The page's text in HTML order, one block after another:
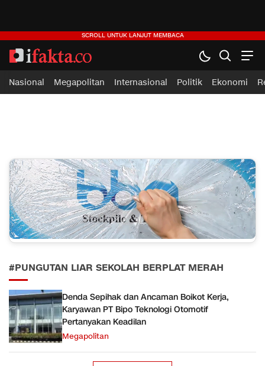
ifakta.co
#pastibenar
Nasional Megapolitan Internasional Politik Ekonomi
#PUNGUTAN LIAR SEKOLAH BERPLAT MERAH
Denda Sepihak dan Ancaman Boikot Kerja,
Karyawan PT Bipo Teknologi Otomotif
Pertanyakan Keadilan
Megapolitan